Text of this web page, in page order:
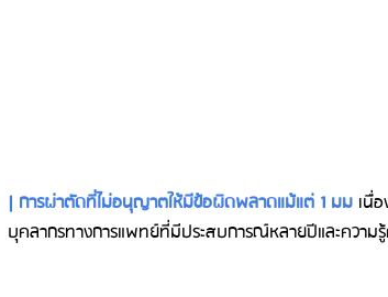
| การผ่าตัดที่ไม่อนุญาตให้มีข้อผิดพลาดแม้แต่ 1 มม เนื่
บุคลากรทางการแพทย์ที่มีประสบการณ์หลายปีและควา